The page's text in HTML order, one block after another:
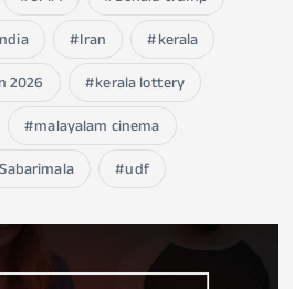
Iran
kerala
2026
kerala lottery
malayalam cinema
Sabarimala udf